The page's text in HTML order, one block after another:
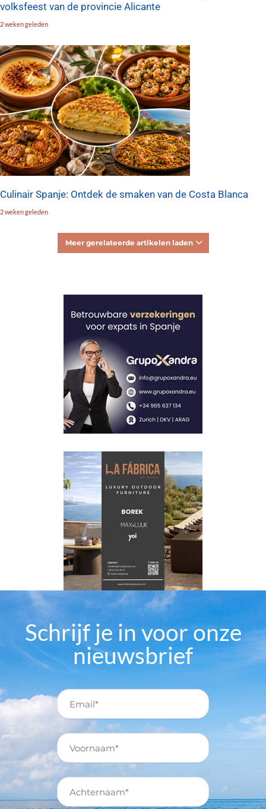
volksfeest van de provincie Alicante
2 weken geleden
Culinair Spanje: Ontdek de smaken van de Costa Blanca
2 weken geleden
Meer gerelateerde artikelen laden
Schrijf je in voor onze
nieuwsbrief